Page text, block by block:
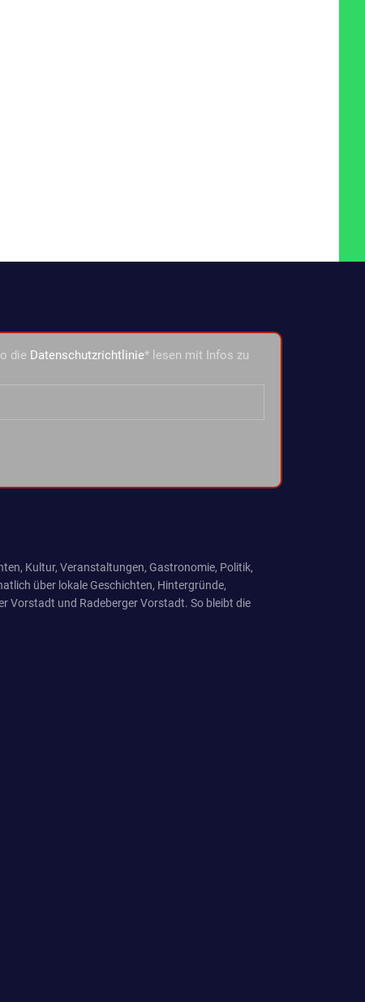
die Datenschutzrichtlinie* lesen mit Infos zu
Kultur, Veranstaltungen, Gastronomie, Politik,
über lokale Geschichten, Hintergründe,
Vorstadt und Radeberger Vorstadt. So bleibt die